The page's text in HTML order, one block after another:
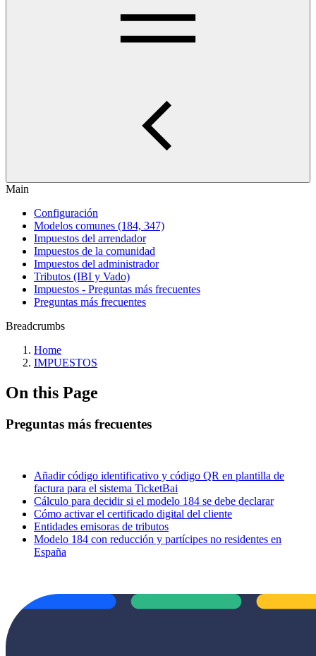
Main
Configuración
Modelos comunes (184, 347)
Impuestos del arrendador
Impuestos de la comunidad
Impuestos del administrador
Tributos (IBI y Vado)
Impuestos - Preguntas más frecuentes
Preguntas más frecuentes
Breadcrumbs
Home
IMPUESTOS
On this Page
Preguntas más frecuentes
Añadir código identificativo y código QR en plantilla de
factura para el sistema TicketBai
Cálculo para decidir si el modelo 184 se debe declarar
Cómo activar el certificado digital del cliente
Entidades emisoras de tributos
Modelo 184 con reducción y partícipes no residentes en
España